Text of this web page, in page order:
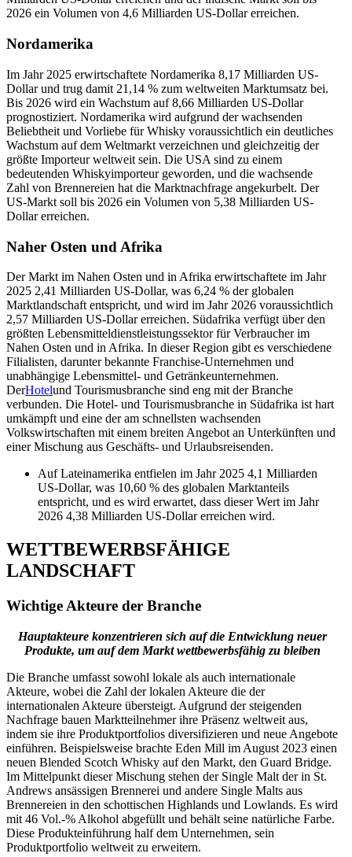
2026 ein Volumen von 4,6 Milliarden US-Dollar erreichen.
Nordamerika
Im Jahr 2025 erwirtschaftete Nordamerika 8,17 Milliarden US-
Dollar und trug damit 21,14 % zum weltweiten Marktumsatz bei.
Bis 2026 wird ein Wachstum auf 8,66 Milliarden US-Dollar
prognostiziert. Nordamerika wird aufgrund der wachsenden
Beliebtheit und Vorliebe für Whisky voraussichtlich ein deutliches
Wachstum auf dem Weltmarkt verzeichnen und gleichzeitig der
größte Importeur weltweit sein. Die USA sind zu einem
bedeutenden Whiskyimporteur geworden, und die wachsende
Zahl von Brennereien hat die Marktnachfrage angekurbelt. Der
US-Markt soll bis 2026 ein Volumen von 5,38 Milliarden US-
Dollar erreichen.
Naher Osten und Afrika
Der Markt im Nahen Osten und in Afrika erwirtschaftete im Jahr
2025 2,41 Milliarden US-Dollar, was 6,24 % der globalen
Marktlandschaft entspricht, und wird im Jahr 2026 voraussichtlich
2,57 Milliarden US-Dollar erreichen. Südafrika verfügt über den
größten Lebensmitteldienstleistungssektor für Verbraucher im
Nahen Osten und in Afrika. In dieser Region gibt es verschiedene
Filialisten, darunter bekannte Franchise-Unternehmen und
unabhängige Lebensmittel- und Getränkeunternehmen.
DerHotelund Tourismusbranche sind eng mit der Branche
verbunden. Die Hotel- und Tourismusbranche in Südafrika ist hart
umkämpft und eine der am schnellsten wachsenden
Volkswirtschaften mit einem breiten Angebot an Unterkünften und
einer Mischung aus Geschäfts- und Urlaubsreisenden.
Auf Lateinamerika entfielen im Jahr 2025 4,1 Milliarden
US-Dollar, was 10,60 % des globalen Marktanteils
entspricht, und es wird erwartet, dass dieser Wert im Jahr
2026 4,38 Milliarden US-Dollar erreichen wird.
WETTBEWERBSFÄHIGE
LANDSCHAFT
Wichtige Akteure der Branche
Hauptakteure konzentrieren sich auf die Entwicklung neuer
Produkte, um auf dem Markt wettbewerbsfähig zu bleiben
Die Branche umfasst sowohl lokale als auch internationale
Akteure, wobei die Zahl der lokalen Akteure die der
internationalen Akteure übersteigt. Aufgrund der steigenden
Nachfrage bauen Marktteilnehmer ihre Präsenz weltweit aus,
indem sie ihre Produktportfolios diversifizieren und neue Angebote
einführen. Beispielsweise brachte Eden Mill im August 2023 einen
neuen Blended Scotch Whisky auf den Markt, den Guard Bridge.
Im Mittelpunkt dieser Mischung stehen der Single Malt der in St.
Andrews ansässigen Brennerei und andere Single Malts aus
Brennereien in den schottischen Highlands und Lowlands. Es wird
mit 46 Vol.-% Alkohol abgefüllt und behält seine natürliche Farbe.
Diese Produkteinführung half dem Unternehmen, sein
Produktportfolio weltweit zu erweitern.